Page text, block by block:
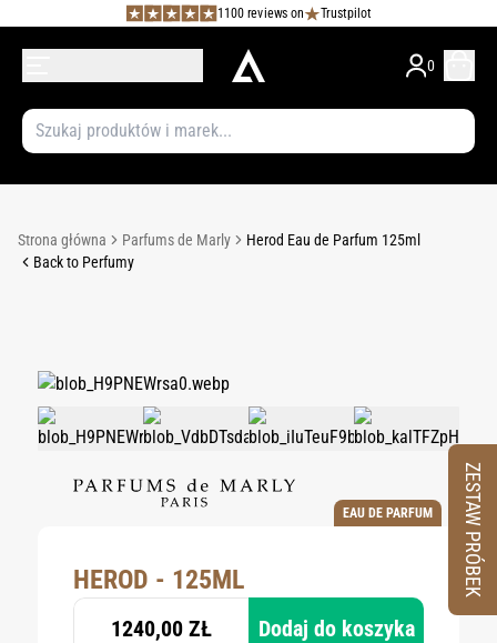
1100 reviews on Trustpilot
0
Strona główna Parfums de Marly
Herod Eau de Parfum 125ml
Back to Perfumy
EAU DE PARFUM
HEROD - 125ML
1240,00 ZŁ Dodaj do koszyka
ZESTAW PRÓBEK